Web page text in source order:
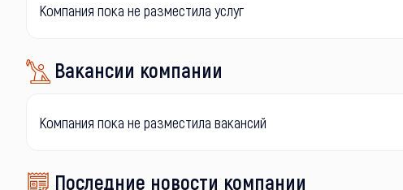
Компания пока не разместила услуг
Вакансии компании
Компания пока не разместила вакансий
Последние новости компании